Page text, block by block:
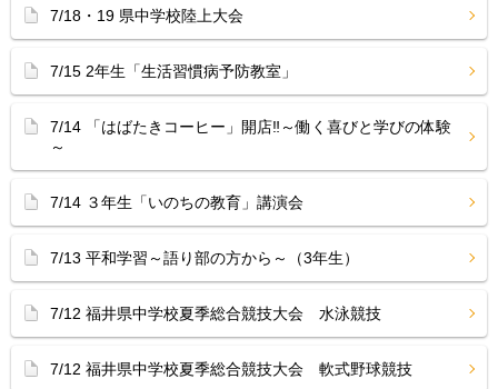
7/18・19 県中学校陸上大会
7/15 2年生「生活習慣病予防教室」
7/14 「はばたきコーヒー」開店‼︎～働く喜びと学びの体験
～
7/14 ３年生「いのちの教育」講演会
7/13 平和学習～語り部の方から～（3年生）
7/12 福井県中学校夏季総合競技大会 水泳競技
7/12 福井県中学校夏季総合競技大会 軟式野球競技